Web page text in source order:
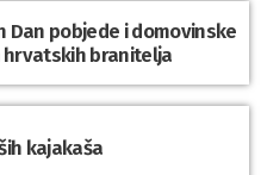
Dan pobjede i domovinske
branitelja
kajakaša